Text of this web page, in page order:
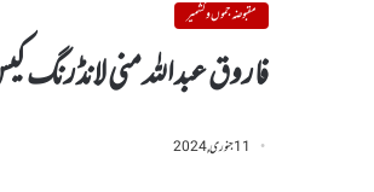
مقبوضہ جموں و کشمیر
فاروق عبداللہ منی لانڈرنگ
11 جنوری, 2024